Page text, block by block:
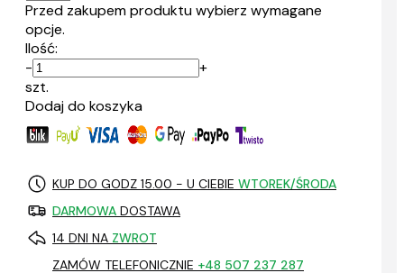
Przed zakupem produktu wybierz wymagane
opcje.
Ilość:
-
+
szt.
Dodaj do koszyka
KUP DO GODZ 15.00 - U CIEBIE WTOREK/ŚRODA
DARMOWA DOSTAWA
14 DNI NA ZWROT
ZAMÓW TELEFONICZNIE +48 507 237 287